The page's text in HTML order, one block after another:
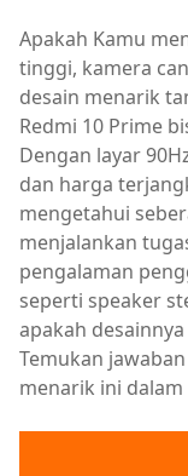
Apakah Kamu
tinggi, kamera
desain menarik
Redmi 10 Prime
Dengan layar
dan harga
mengetahui
menjalankan
pengalaman
seperti speaker
apakah
Temukan
menarik ini